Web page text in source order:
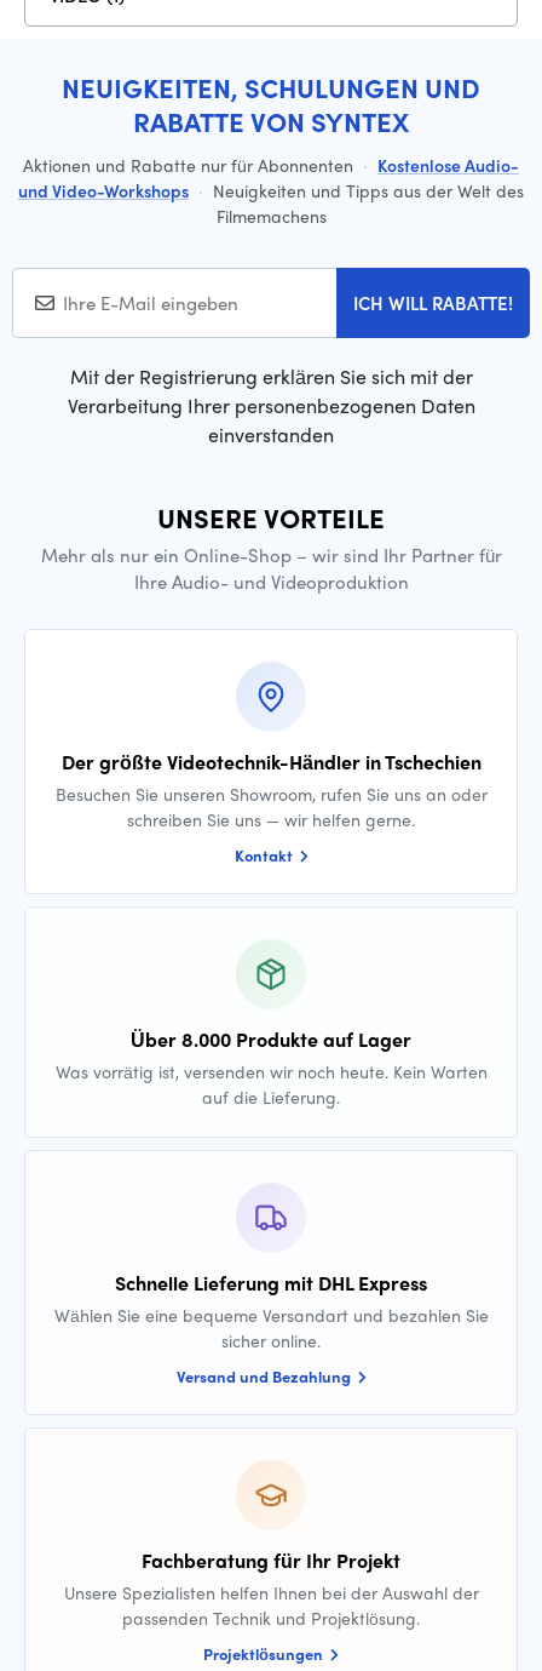
NEUIGKEITEN, SCHULUNGEN UND
RABATTE VON SYNTEX
Aktionen und Rabatte nur für Abonnenten · Kostenlose Audio-
und Video-Workshops · Neuigkeiten und Tipps aus der Welt des
Filmemachens
ICH WILL RABATTE!
Mit der Registrierung erklären Sie sich mit der
Verarbeitung Ihrer personenbezogenen Daten
einverstanden
UNSERE VORTEILE
Mehr als nur ein Online-Shop – wir sind Ihr Partner für
Ihre Audio- und Videoproduktion
Der größte Videotechnik-Händler in Tschechien
Besuchen Sie unseren Showroom, rufen Sie uns an oder
schreiben Sie uns — wir helfen gerne.
Kontakt
Über 8.000 Produkte auf Lager
Was vorrätig ist, versenden wir noch heute. Kein Warten
auf die Lieferung.
Schnelle Lieferung mit DHL Express
Wählen Sie eine bequeme Versandart und bezahlen Sie
sicher online.
Versand und Bezahlung
Fachberatung für Ihr Projekt
Unsere Spezialisten helfen Ihnen bei der Auswahl der
passenden Technik und Projektlösung.
Projektlösungen